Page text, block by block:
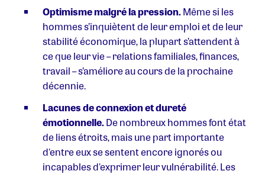
Optimisme malgré la pression.Même si les
hommes s’inquiètent de leur emploi et de leur
stabilité économique, la plupart s’attendent à
ce que leur vie – relations familiales, finances,
travail – s’améliore au cours de la prochaine
décennie.
Lacunes de connexion et dureté
émotionnelle.De nombreux hommes font état
de liens étroits, mais une part importante
d'entre eux se sentent encore ignorés ou
incapables d'exprimer leur vulnérabilité. Les